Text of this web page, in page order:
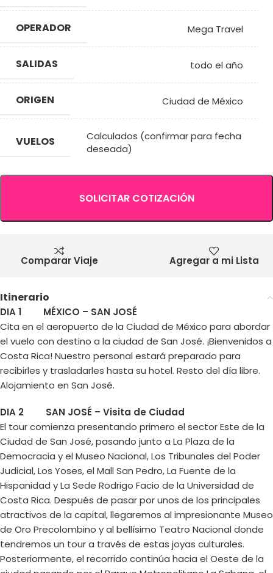
OPERADOR Mega Travel
SALIDAS todo el año
ORIGEN Ciudad de México
VUELOS
Calculados (confirmar para fecha
deseada)
SOLICITAR COTIZACIÓN
Comparar Viaje Agregar a mi Lista
Itinerario
DIA 1 MÉXICO – SAN JOSÉ
Cita en el aeropuerto de la Ciudad de México para abordar
el vuelo con destino a la ciudad de San José. ¡Bienvenidos a
Costa Rica! Nuestro personal estará preparado para
recibirles y trasladarles hasta su hotel. Resto del día libre.
Alojamiento en San José.
DIA 2 SAN JOSÉ – Visita de Ciudad
El tour comienza presentando primero el sector Este de la
Ciudad de San José, pasando junto a La Plaza de la
Democracia y el Museo Nacional, Los Tribunales del Poder
Judicial, Los Yoses, el Mall San Pedro, La Fuente de la
Hispanidad y La Sede Rodrigo Facio de la Universidad de
Costa Rica. Después de pasar por unos de los principales
atractivos de la capital, llegaremos al impresionante Museo
de Oro Precolombino y al bellísimo Teatro Nacional donde
tendremos un tour a través de estas joyas culturales.
Posteriormente, el recorrido continúa hacia el Oeste de la